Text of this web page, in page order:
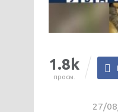
1.8k
просм.
27/